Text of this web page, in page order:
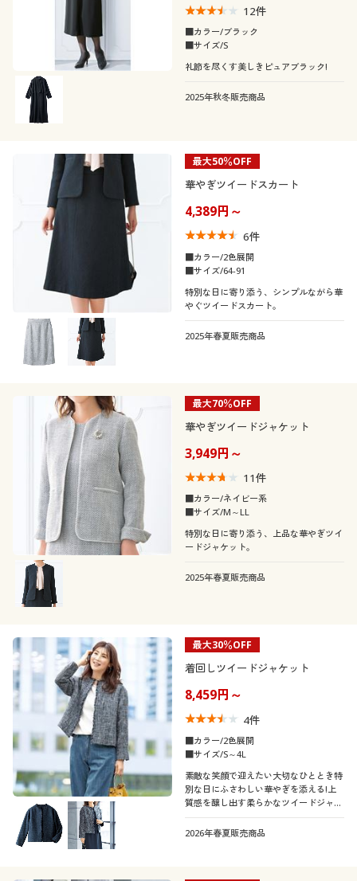
12件
■カラー/ブラック
■サイズ/S
礼節を尽くす美しきピュアブラック!
2025年秋冬販売商品
最大50％OFF
華やぎツイードスカート
4,389円～
6件
■カラー/2色展開
■サイズ/64-91
特別な日に寄り添う、シンプルながら華
やぐツイードスカート。
2025年春夏販売商品
最大70％OFF
華やぎツイードジャケット
3,949円～
11件
■カラー/ネイビー系
■サイズ/M～LL
特別な日に寄り添う、上品な華やぎツイ
ードジャケット。
2025年春夏販売商品
最大30％OFF
着回しツイードジャケット
8,459円～
4件
■カラー/2色展開
■サイズ/S～4L
素敵な笑顔で迎えたい大切なひととき特
別な日にふさわしい華やぎを添える!上
質感を醸し出す柔らかなツイードジャケ
ットです。
2026年春夏販売商品